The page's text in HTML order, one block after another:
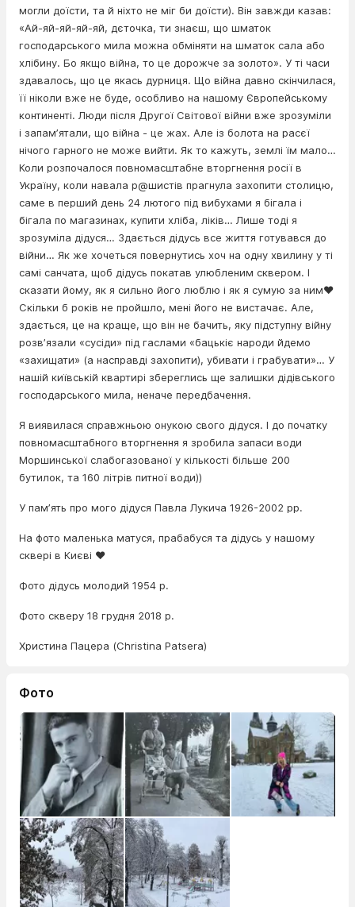
могли доїсти, та й ніхто не міг би доїсти). Він завжди казав:
«Ай-яй-яй-яй-яй, дєточка, ти знаєш, що шматок
господарського мила можна обміняти на шматок сала або
хлібину. Бо якщо війна, то це дорожче за золото». У ті часи
здавалось, що це якась дурниця. Що війна давно скінчилася,
її ніколи вже не буде, особливо на нашому Європейському
континенті. Люди після Другої Світової війни вже зрозуміли
і запамʼятали, що війна - це жах. Але із болота на расєї
нічого гарного не може вийти. Як то кажуть, землі їм мало…
Коли розпочалося повномасштабне вторгнення росії в
Україну, коли навала р@шистів прагнула захопити столицю,
саме в перший день 24 лютого під вибухами я бігала і
бігала по магазинах, купити хліба, ліків… Лише тоді я
зрозуміла дідуся… Здається дідусь все життя готувався до
війни… Як же хочеться повернутись хоч на одну хвилину у ті
самі санчата, щоб дідусь покатав улюбленим сквером. І
сказати йому, як я сильно його люблю і як я сумую за ним❤️
Скільки б років не пройшло, мені його не вистачає. Але,
здається, це на краще, що він не бачить, яку підступну війну
розвʼязали «сусіди» під гаслами «бацькіє народи йдемо
«захищати» (а насправді захопити), убивати і грабувати»… У
нашій київській квартирі збереглись ще залишки дідівського
господарського мила, неначе передбачення.
Я виявилася справжньою онукою свого дідуся. І до початку
повномасштабного вторгнення я зробила запаси води
Моршинської слабогазованої у кількості більше 200
бутилок, та 160 літрів питної води))
У памʼять про мого дідуся Павла Лукича 1926-2002 рр.
На фото маленька матуся, прабабуся та дідусь у нашому
сквері в Києві ❤️
Фото дідусь молодий 1954 р.
Фото скверу 18 грудня 2018 р.
Христина Пацера (Christina Patsera)
Фото